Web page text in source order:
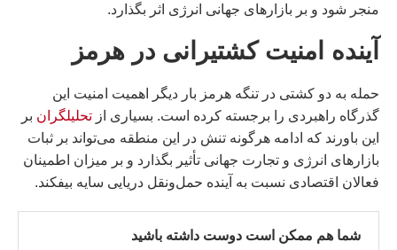
منجر شود و بر بازارهای جهانی انرژی اثر بگذارد.
آینده امنیت کشتیرانی در هرمز
حمله به دو کشتی در تنگه هرمز بار دیگر اهمیت امنیت این
گذرگاه راهبردی را برجسته کرده است. بسیاری از تحلیلگران بر
این باورند که ادامه هرگونه تنش در این منطقه می‌تواند بر ثبات
بازارهای انرژی و تجارت جهانی تأثیر بگذارد و بر میزان اطمینان
فعالان اقتصادی نسبت به آینده حمل‌ونقل دریایی سایه بیفکند.
شما هم ممکن است دوست داشته باشید